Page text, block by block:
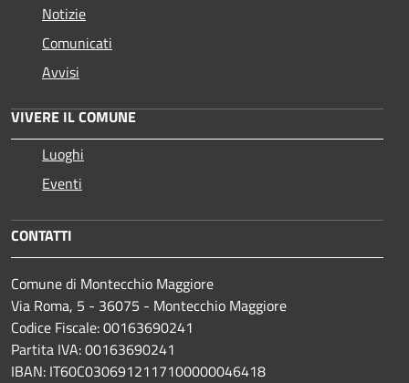
Notizie
Comunicati
Avvisi
VIVERE IL COMUNE
Luoghi
Eventi
CONTATTI
Comune di Montecchio Maggiore
Via Roma, 5 - 36075 - Montecchio Maggiore
Codice Fiscale: 00163690241
Partita IVA: 00163690241
IBAN: IT60C0306912117100000046418